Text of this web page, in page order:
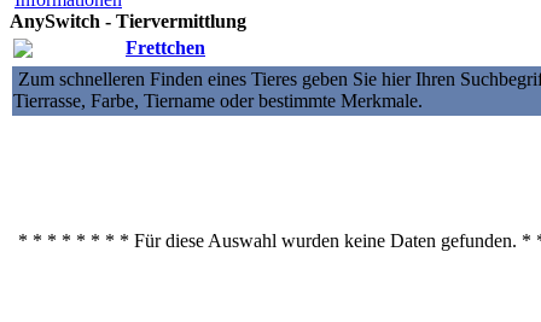
AnySwitch - Tiervermittlung
Frettchen
Zum schnelleren Finden eines Tieres geben Sie hier Ihren
Tierrasse, Farbe, Tiername oder bestimmte Merkmale.
* * * * * * * * Für diese Auswahl wurden keine Daten